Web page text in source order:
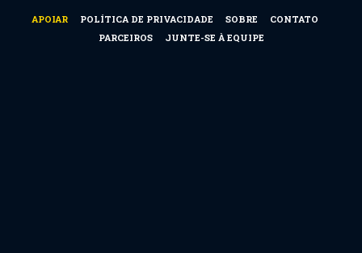
APOIAR POLÍTICA DE PRIVACIDADE SOBRE
CONTATO
PARCEIROS
JUNTE-SE À EQUIPE